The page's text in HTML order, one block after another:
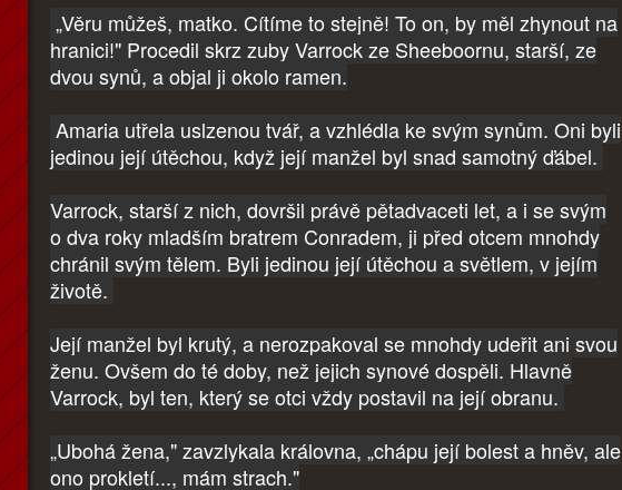
„Věru můžeš, matko. Cítíme to stejně! To on, by měl zhynout na
hranici!" Procedil skrz zuby Varrock ze Sheeboornu, starší, ze
dvou synů, a objal ji okolo ramen.
Amaria utřela uslzenou tvář, a vzhlédla ke svým synům. Oni byli
jedinou její útěchou, když její manžel byl snad samotný ďábel.
Varrock, starší z nich, dovršil právě pětadvaceti let, a i se svým
o dva roky mladším bratrem Conradem, ji před otcem mnohdy
chránil svým tělem. Byli jedinou její útěchou a světlem, v jejím
životě.
Její manžel byl krutý, a nerozpakoval se mnohdy udeřit ani svou
ženu. Ovšem do té doby, než jejich synové dospěli. Hlavně
Varrock, byl ten, který se otci vždy postavil na její obranu.
„Ubohá žena," zavzlykala královna, „chápu její bolest a hněv, ale
ono prokletí..., mám strach."